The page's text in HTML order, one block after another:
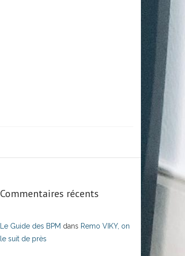
Commentaires récents
Le Guide des BPM dans Remo VIKY, on
le suit de près